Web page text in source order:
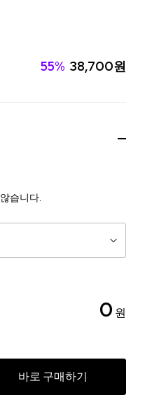
55% 38,700원
습니다.
0 원
바로 구매하기